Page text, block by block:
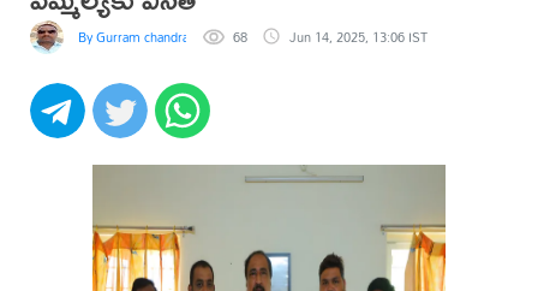
By Gurram chandrashekar 68 Jun 14, 2025, 13:06 IST